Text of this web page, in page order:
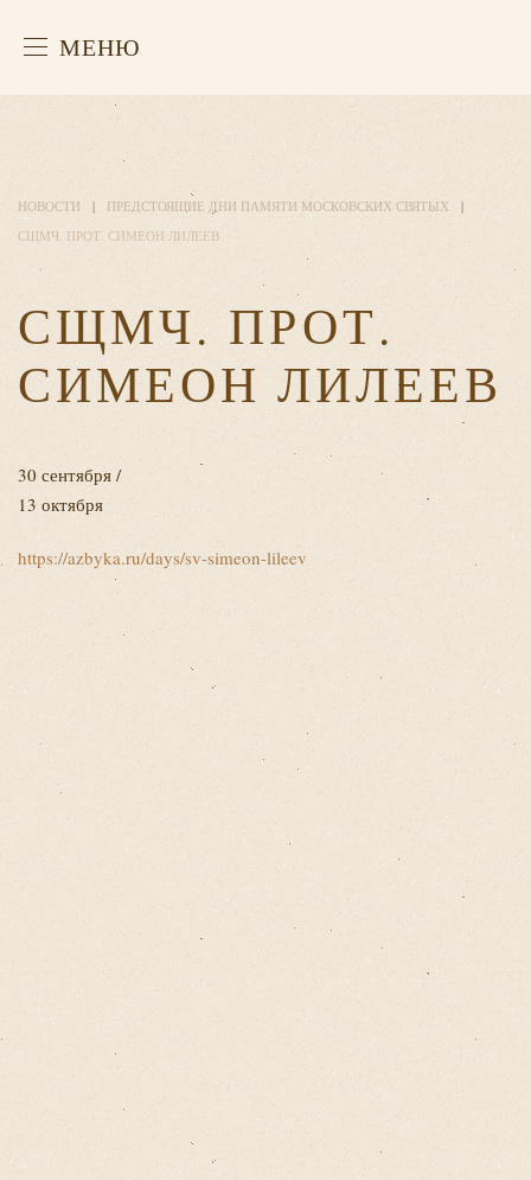
МЕНЮ
НОВОСТИ
ПРЕДСТОЯЩИЕ ДНИ ПАМЯТИ МОСКОВСКИХ СВЯТЫХ
СЩМЧ. ПРОТ. СИМЕОН ЛИЛЕЕВ
СЩМЧ. ПРОТ.
СИМЕОН ЛИЛЕЕВ
30 сентября /
13 октября
https://azbyka.ru/days/sv-simeon-lileev